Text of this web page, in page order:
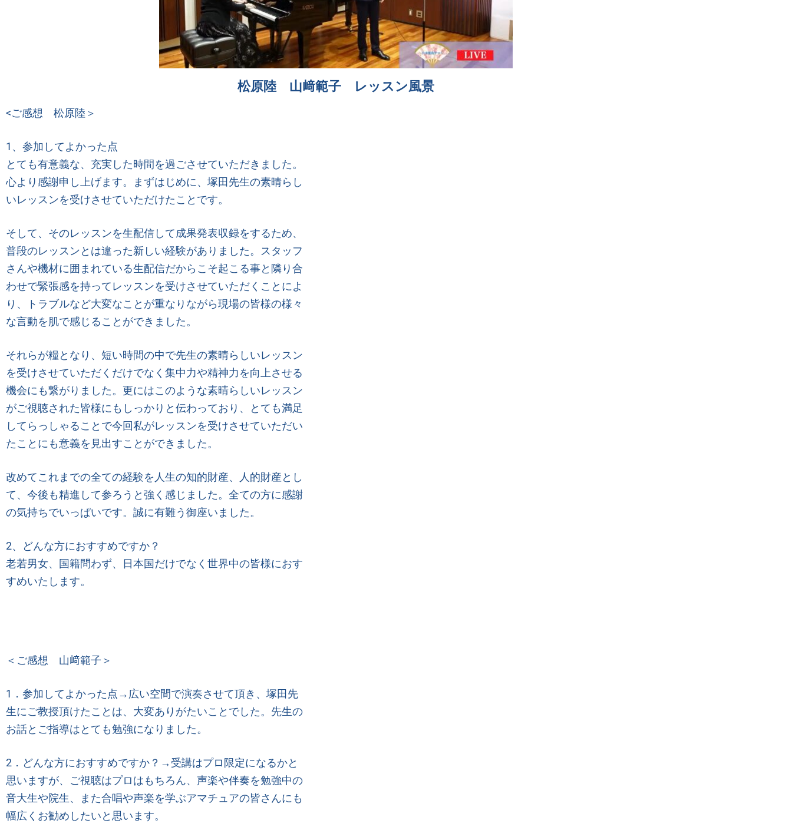
松原陸 山﨑範子 レッスン風景
<ご感想 松原陸＞
1、参加してよかった点
とても有意義な、充実した時間を過ごさせていただきました。
心より感謝申し上げます。まずはじめに、塚田先生の素晴らし
いレッスンを受けさせていただけたことです。
そして、そのレッスンを生配信して成果発表収録をするため、
普段のレッスンとは違った新しい経験がありました。スタッフ
さんや機材に囲まれている生配信だからこそ起こる事と隣り合
わせで緊張感を持ってレッスンを受けさせていただくことによ
り、トラブルなど大変なことが重なりながら現場の皆様の様々
な言動を肌で感じることができました。
それらが糧となり、短い時間の中で先生の素晴らしいレッスン
を受けさせていただくだけでなく集中力や精神力を向上させる
機会にも繋がりました。更にはこのような素晴らしいレッスン
がご視聴された皆様にもしっかりと伝わっており、とても満足
してらっしゃることで今回私がレッスンを受けさせていただい
たことにも意義を見出すことができました。
改めてこれまでの全ての経験を人生の知的財産、人的財産とし
て、今後も精進して参ろうと強く感じました。全ての方に感謝
の気持ちでいっぱいです。誠に有難う御座いました。
2、どんな方におすすめですか？
老若男女、国籍問わず、日本国だけでなく世界中の皆様におす
すめいたします。
＜ご感想 山﨑範子＞
1．参加してよかった点→広い空間で演奏させて頂き、塚田先
生にご教授頂けたことは、大変ありがたいことでした。先生の
お話とご指導はとても勉強になりました。
2 ．どんな方におすすめですか？ →受講はプロ限定になるかと
思いますが、ご視聴はプロはもちろん、声楽や伴奏を勉強中の
音大生や院生、また合唱や声楽を学ぶアマチュアの皆さんにも
幅広くお勧めしたいと思います。